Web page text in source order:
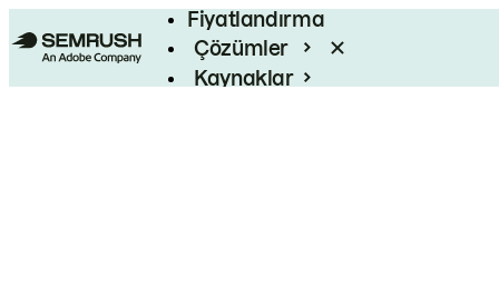
Fiyatlandırma
Çözümler
Kaynaklar